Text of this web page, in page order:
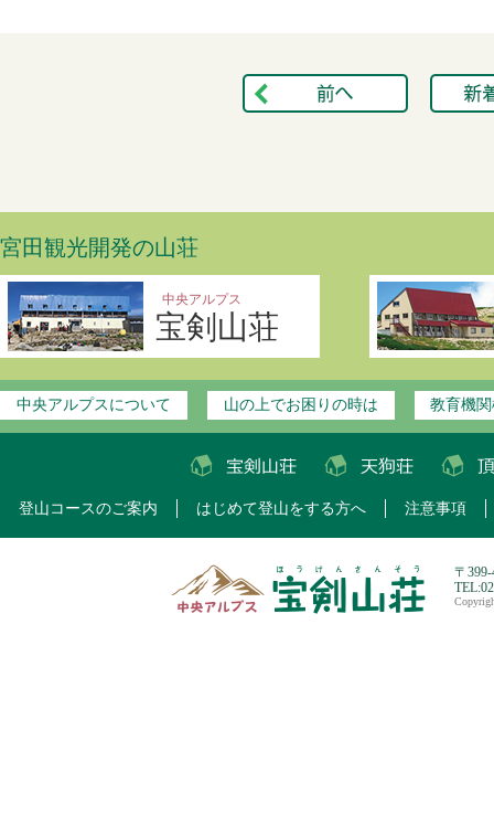
宮田観光開発の山荘
中央アルプス
宝剣山荘
中央アルプスについて 山の上でお困りの時は 教育機
登山コースのご案内 はじめて登山をする方へ 注意事項
〒